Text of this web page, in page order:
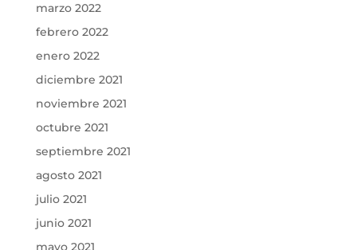
marzo 2022
febrero 2022
enero 2022
diciembre 2021
noviembre 2021
octubre 2021
septiembre 2021
agosto 2021
julio 2021
junio 2021
mayo 2021